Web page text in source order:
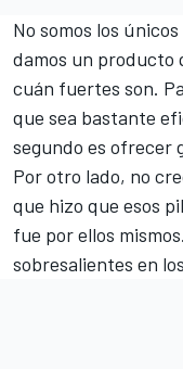
No somos los
damos un producto
cuán fuertes son.
que sea bastante
segundo es ofrecer
Por otro lado, no
que hizo que esos
fue por ellos
sobresalientes en